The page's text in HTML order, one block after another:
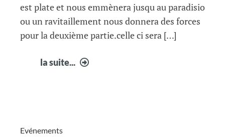
est plate et nous emmènera jusqu au paradisio
ou un ravitaillement nous donnera des forces
pour la deuxième partie.celle ci sera […]
la suite...
Evénements